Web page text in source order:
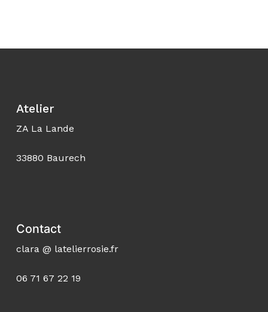
Atelier
ZA La Lande
33880 Baurech
Contact
clara @ latelierrosie.fr
06 71 67 22 19